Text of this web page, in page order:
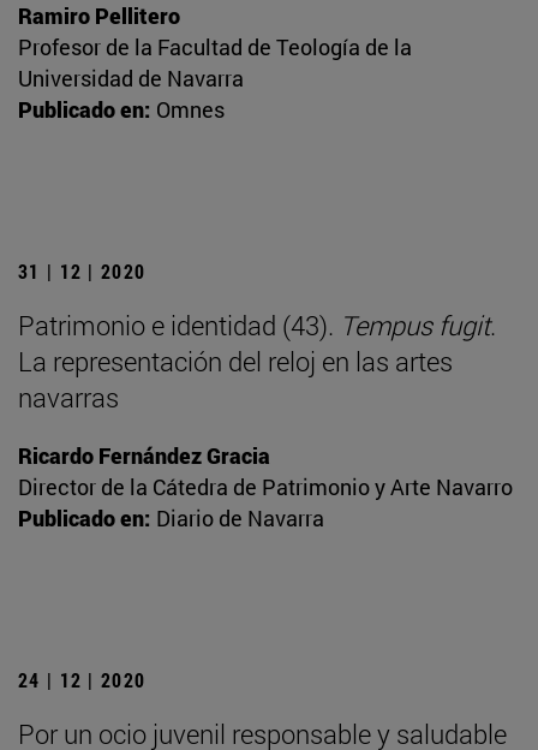
Ramiro Pellitero
Profesor de la Facultad de Teología de la
Universidad de Navarra
Publicado en: Omnes
31 | 12 | 2020
Patrimonio e identidad (43). Tempus fugit.
La representación del reloj en las artes
navarras
Ricardo Fernández Gracia
Director de la Cátedra de Patrimonio y Arte Navarro
Publicado en: Diario de Navarra
24 | 12 | 2020
Por un ocio juvenil responsable y saludable